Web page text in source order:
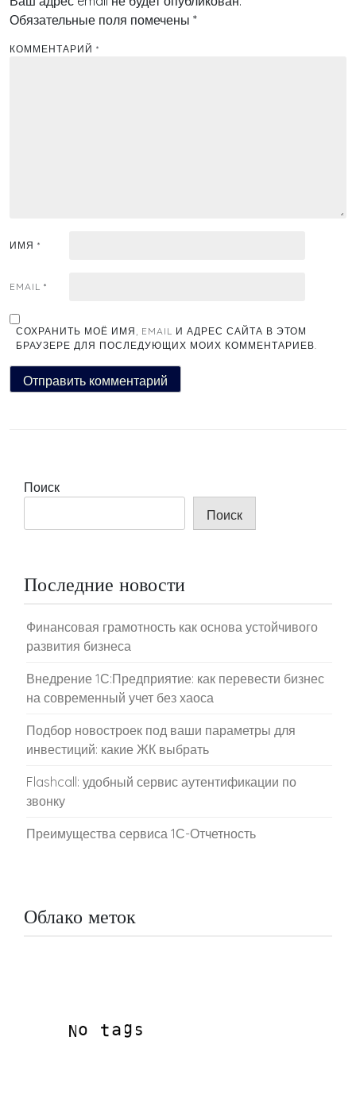
Обязательные поля помечены *
КОММЕНТАРИЙ *
ИМЯ *
EMAIL *
СОХРАНИТЬ МОЁ ИМЯ, EMAIL И АДРЕС САЙТА В ЭТОМ
БРАУЗЕРЕ ДЛЯ ПОСЛЕДУЮЩИХ МОИХ КОММЕНТАРИЕВ.
Поиск
Поиск
Последние новости
Финансовая грамотность как основа устойчивого
развития бизнеса
Внедрение 1С:Предприятие: как перевести бизнес
на современный учет без хаоса
Подбор новостроек под ваши параметры для
инвестиций: какие ЖК выбрать
Flashcall: удобный сервис аутентификации по
звонку
Преимущества сервиса 1С-Отчетность
Облако меток